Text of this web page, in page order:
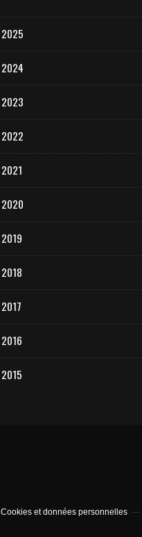
2025
2024
2023
2022
2021
2020
2019
2018
2017
2016
2015
Cookies et données personnelles